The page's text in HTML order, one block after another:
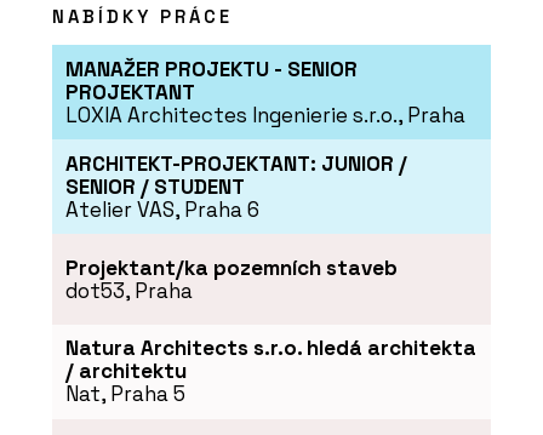
NABÍDKY PRÁCE
MANAŽER PROJEKTU - SENIOR
PROJEKTANT
LOXIA Architectes Ingenierie s.r.o., Praha
ARCHITEKT-PROJEKTANT: JUNIOR /
SENIOR / STUDENT
Atelier VAS, Praha 6
Projektant/ka pozemních staveb
dot53, Praha
Natura Architects s.r.o. hledá architekta
/ architektu
Nat, Praha 5